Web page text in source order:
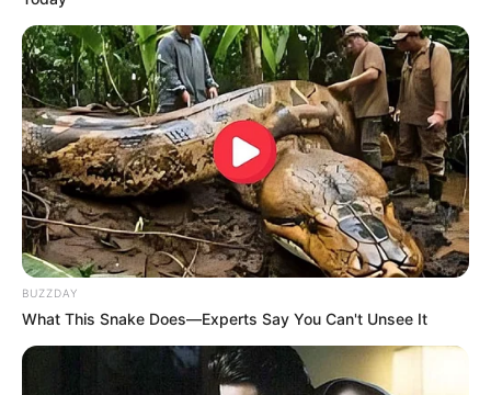
This New Will Give You An Erection After +45
MEDVI
BUZZDAY
What This Snake Does—Experts Say You Can't Unsee It